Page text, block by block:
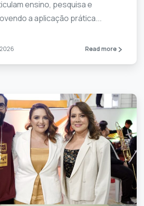
ensino, pesquisa e
a aplicação prática...
Read more